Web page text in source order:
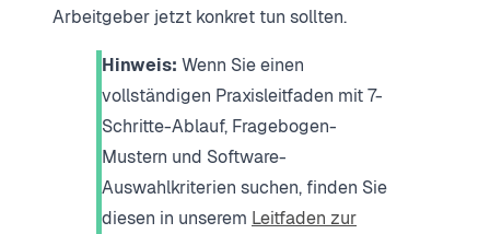
Arbeitgeber jetzt konkret tun sollten.
Hinweis: Wenn Sie einen
vollständigen Praxisleitfaden mit 7-
Schritte-Ablauf, Fragebogen-
Mustern und Software-
Auswahlkriterien suchen, finden Sie
diesen in unserem Leitfaden zur